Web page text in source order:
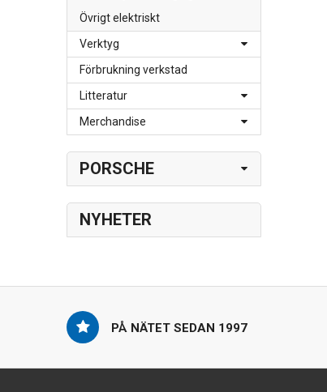
Övrigt elektriskt
Verktyg
Förbrukning verkstad
Litteratur
Merchandise
PORSCHE
NYHETER
PÅ NÄTET SEDAN 1997